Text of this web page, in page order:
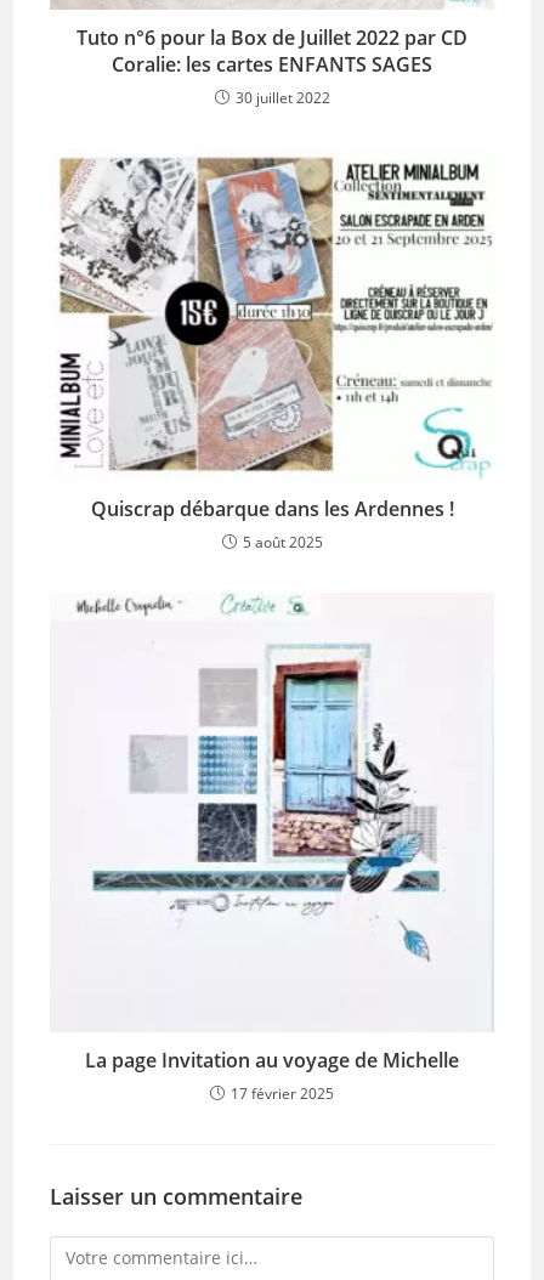
Tuto n°6 pour la Box de Juillet 2022 par CD
Coralie: les cartes ENFANTS SAGES
30 juillet 2022
Quiscrap débarque dans les Ardennes !
5 août 2025
La page Invitation au voyage de Michelle
17 février 2025
Laisser un commentaire
Comment